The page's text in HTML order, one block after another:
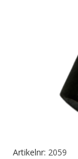
Artikelnr: 2059